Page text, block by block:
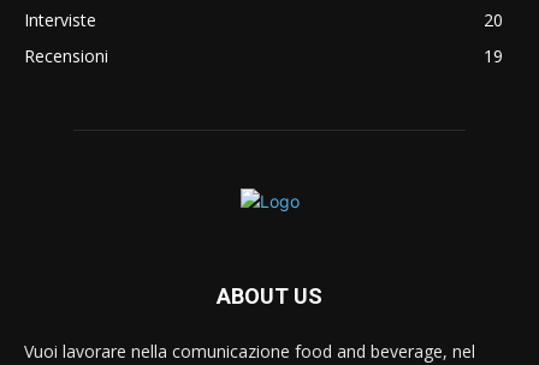
Interviste
20
Recensioni
19
ABOUT US
Vuoi lavorare nella comunicazione food and beverage, nel